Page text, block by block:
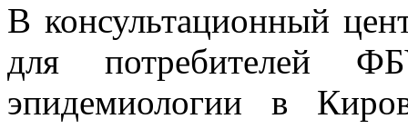
В консультационный
для потребителей
эпидемиологии в